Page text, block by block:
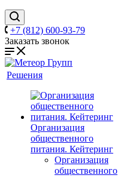
+7 (812) 600-93-79
Заказать звонок
Решения
Организация
общественного
питания. Кейтеринг
Организация
общественного